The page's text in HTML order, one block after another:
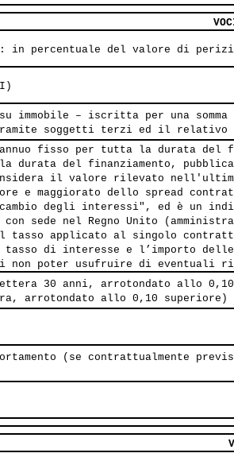
in percentuale del valore di
immobile – iscritta per una
tramite soggetti terzi ed il
annuo fisso per tutta la durata
del finanziamento,
il valore rilevato
e maggiorato dello spread
degli interessi", ed è un
sede nel Regno Unito
applicato al singolo
di interesse e l’importo
non poter usufruire di eventuali
30 anni, arrotondato allo
arrotondato allo 0,10 superiore)
(se contrattualmente